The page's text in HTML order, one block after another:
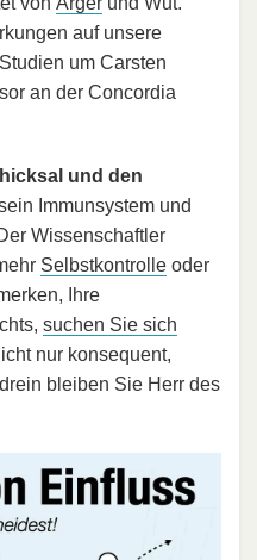
auf unsere
um Carsten
an der Concordia
und den
Immunsystem und
Wissenschaftler
Selbstkontrolle oder
Ihre
suchen Sie sich
nur konsequent,
bleiben Sie Herr des